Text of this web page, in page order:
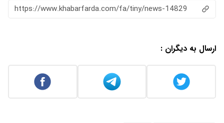
https://www.khabarfarda.com/fa/tiny/news-14829
ارسال به دیگران :